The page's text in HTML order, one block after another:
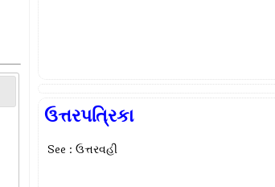
ઉત્તરપત્રિકા
See : ઉત્તરવહી